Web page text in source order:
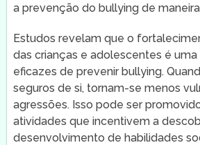
a prevenção do bullying de
Estudos revelam que o
das crianças e adolescentes é uma
eficazes de prevenir bullying.
seguros de si, tornam-se menos
agressões. Isso pode ser
atividades que incentivem a
desenvolvimento de habilidades